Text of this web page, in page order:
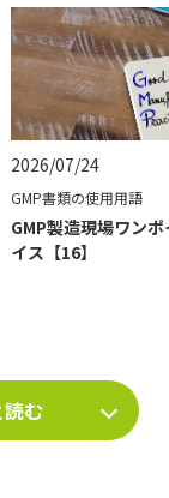
2026/07/24
GMP書類の使用用語
GMP製造現場ワン
イス【16】
む